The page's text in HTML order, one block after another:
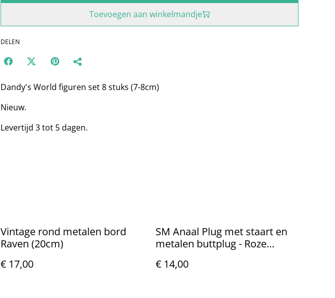
Toevoegen aan winkelmandje
DELEN
Dandy's World figuren set 8 stuks (7-8cm)
Nieuw.
Levertijd 3 tot 5 dagen.
Vintage rond metalen bord
Raven (20cm)
€ 17,00
SM Anaal Plug met staart en
metalen buttplug - Roze
€ 14,00